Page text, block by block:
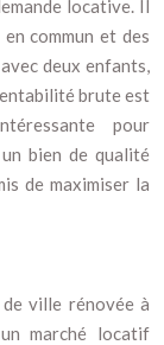
locative. Il
commun et des
deux enfants,
brute est
pour
bien de qualité
de maximiser la
ville rénovée à
marché locatif